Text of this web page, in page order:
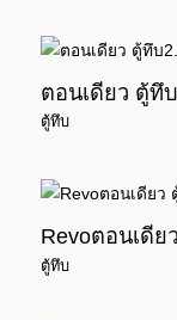
ตอนเดียว ตู้ทึ
ตู้ทึบ
Revoตอนเดี
ตู้ทึบ